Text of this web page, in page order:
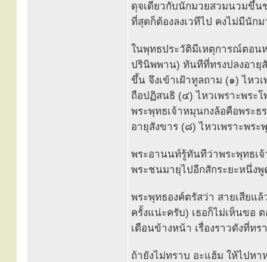
ดุจเดียวกับนักมวยสวมนวมขึ้น
ที่สุดก็ต้องลงเวทีไป คงไม่มีนั
ในพุทธประวัติมีเหตุการณ์ตอน
ปรินิพพาน) ทันทีที่ทรงปลงอายุ
ขึ้น จึงเข้าเฝ้าทูลถาม (๑) ไหว
ถือปฏิสนธิ (๔) ไหวเพราะพระ
พระพุทธเจ้าหมุนกงล้อคือพระ
อายุสังขาร (๘) ไหวเพราะพร
พระอานนท์รู้ทันทีว่าพระพุทธเจ้
พระชนมายุไปอีกสักระยะหนึ่ง
พระพุทธองค์ตรัสว่า สายเสียแ
ครั้งแน่ะครับ) เธอก็ไม่เห็นขอ
เดือนข้างหน้า เรื่องราวดังที่ท
ถ้ายังไม่ทราบ อะแฮ้ม ให้ไปห